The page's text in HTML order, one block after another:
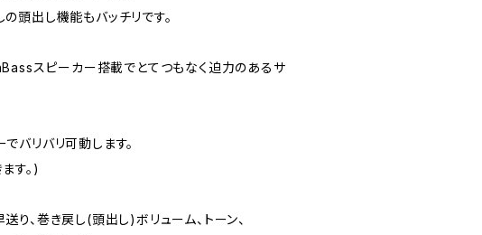
の頭出し機能もバッチリです。
スピーカー搭載でとてつもなく迫力のあるサ
バリバリ可動します。
す。)
り、巻き戻し(頭出し)ボリューム、トーン、